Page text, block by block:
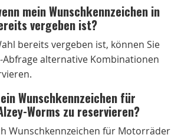
mein Wunschkennzeichen in
vergeben ist?
bereits vergeben ist, können Sie
Abfrage alternative Kombinationen
Wunschkennzeichen für
Worms zu reservieren?
Wunschkennzeichen für Motorräder